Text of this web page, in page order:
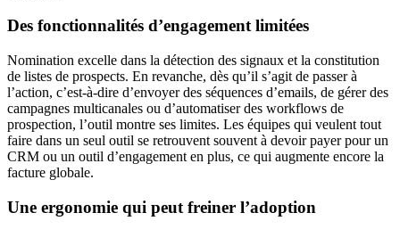
Des fonctionnalités d’engagement limitées
Nomination excelle dans la détection des signaux et la constitution
de listes de prospects. En revanche, dès qu’il s’agit de passer à
l’action, c’est-à-dire d’envoyer des séquences d’emails, de gérer des
campagnes multicanales ou d’automatiser des workflows de
prospection, l’outil montre ses limites. Les équipes qui veulent tout
faire dans un seul outil se retrouvent souvent à devoir payer pour un
CRM ou un outil d’engagement en plus, ce qui augmente encore la
facture globale.
Une ergonomie qui peut freiner l’adoption